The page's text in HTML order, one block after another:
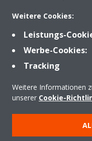
Welcome
Experience
Select
ENGLISH (US)
Weitere Cookies:
Leistungs-
Werbe-Cookies:
Tracking
Weitere Informationen
unserer Cookie-